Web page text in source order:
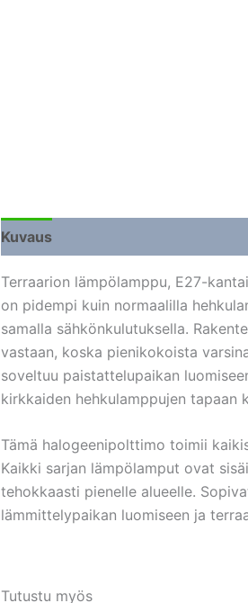
Kuvaus
Terraarion lämpölamppu, E27-
on pidempi kuin normaalilla
samalla sähkönkulutuksella.
vastaan, koska pienikokoista
soveltuu paistattelupaikan
kirkkaiden hehkulamppujen tapaan
Tämä halogeenipolttimo toimii
Kaikki sarjan lämpölamput ovat
tehokkaasti pienelle alueelle.
lämmittelypaikan luomiseen ja
Tutustu myös